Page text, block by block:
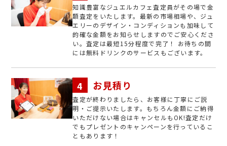
知識豊富なジュエルカフェ査定員がその場で金
額査定をいたします。最新の市場相場や、ジュ
エリーのデザイン・コンディションも加味して
的確な金額をお知らせしますのでご安心くださ
い。査定は最短15分程度で完了！ お待ちの間
には無料ドリンクのサービスもございます。
お見積り
査定が終わりましたら、お客様に丁寧にご説
明・ご提示いたします。もちろん金額にご納得
いただけない場合はキャンセルもOK!査定だけ
でもプレゼントのキャンペーンを行っているこ
ともあります！